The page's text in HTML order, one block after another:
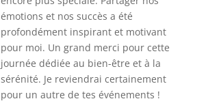
émotions et nos succès a été
profondément inspirant et motivant
pour moi. Un grand merci pour cette
journée dédiée au bien-être et à la
sérénité. Je reviendrai certainement
pour un autre de tes événements !